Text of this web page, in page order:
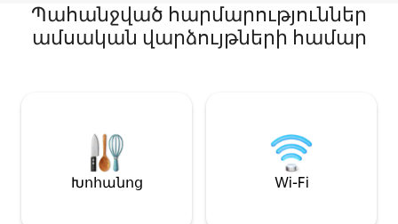
Պահանջված հարմարություններ
ամսական վարձույթների համար
Խոհանոց Wi-Fi